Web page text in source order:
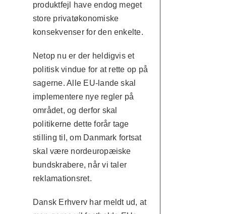
produktfejl have endog meget
store privatøkonomiske
konsekvenser for den enkelte.
Netop nu er der heldigvis et
politisk vindue for at rette op på
sagerne. Alle EU-lande skal
implementere nye regler på
området, og derfor skal
politikerne dette forår tage
stilling til, om Danmark fortsat
skal være nordeuropæiske
bundskrabere, når vi taler
reklamationsret.
Dansk Erhverv har meldt ud, at